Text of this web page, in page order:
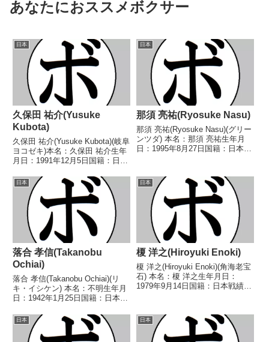
あなたにおススメボクサー
日本
久保田 祐介(Yusuke
Kubota)
久保田 祐介(Yusuke Kubota)(岐阜
ヨコゼキ)本名：久保田 祐介生年
月日：1991年12月5日国籍：日本
イトル】なし【戦歴】
2013/11/17 ●3RTKO 水野 拓
哉(松田)2014/0...
日本
那須 亮祐(Ryosuke Nasu)
那須 亮祐(Ryosuke Nasu)(グリー
ンツダ) 本名：那須 亮祐生年月
日：1995年8月27日国籍：日本戦
ライ級新人王 【戦歴】
2014/08/03 △4R判定...
日本
落合 孝信(Takanobu
Ochiai)
落合 孝信(Takanobu Ochiai)(リ
キ・イシケン) 本名：不明生年月
日：1942年1月25日国籍：日本戦
試合 【獲得タイトル】なし 【戦
歴】1963/12/03 ○1RKO 矢野
孝敏(エ...
日本
榎 洋之(Hiroyuki Enoki)
榎 洋之(Hiroyuki Enoki)(角海老宝
石) 本名：榎 洋之生年月日：
1979年9月14日国籍：日本戦績：
トーナメントフェザー級優勝
2000年度KSD杯...
日本 日本